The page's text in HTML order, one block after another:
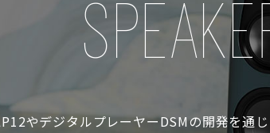
やデジタルプレーヤーDSMの開発を通